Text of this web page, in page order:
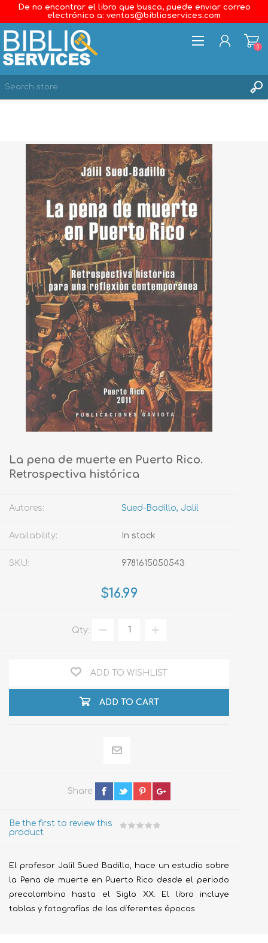
De no encontrar el libro que busca, puede enviar correo
electrónico a: ventas@biblioservices.com
WISHLIST
0
0
La pena de muerte en Puerto Rico.
Retrospectiva histórica
Autores: Sued-Badillo, Jalil
Availability: In stock
SKU: 9781615050543
$16.99
Qty:
ADD TO WISHLIST
ADD TO CART
Share
Be the first to review this
product
El profesor Jalil Sued Badillo, hace un estudio sobre
la Pena de muerte en Puerto Rico desde el periodo
precolombino hasta el Siglo XX. El libro incluye
tablas y fotografías de las diferentes épocas.